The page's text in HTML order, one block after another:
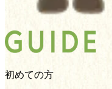
初めての方